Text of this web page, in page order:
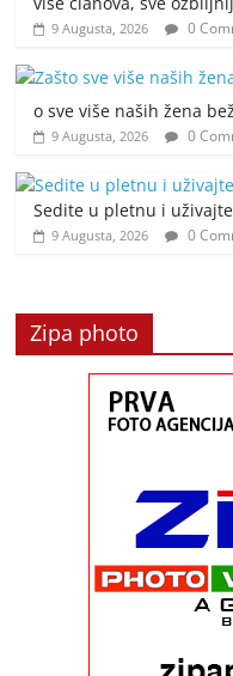
9 Augusta, 2026 0
o sve više naših žena
9 Augusta, 2026 0
Sedite u pletnu i
9 Augusta, 2026 0
Zipa photo